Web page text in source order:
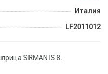
Италия
LF2011012
SIRMAN IS 8.